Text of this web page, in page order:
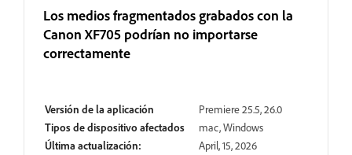
Los medios fragmentados grabados con la
Canon XF705 podrían no importarse
correctamente
Versión de la aplicación
Premiere 25.5, 26.0
Tipos de dispositivo afectados
mac, Windows
Última actualización:
April, 15, 2026